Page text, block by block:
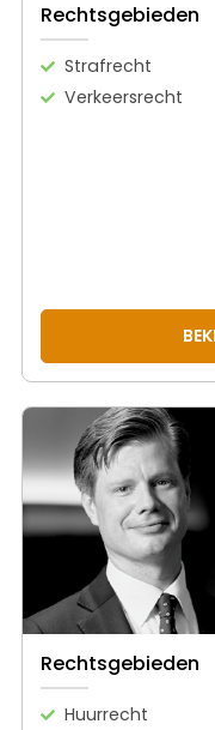
Rechtsgebieden
Strafrecht
Verkeersrecht
Rechtsgebieden
Huurrecht